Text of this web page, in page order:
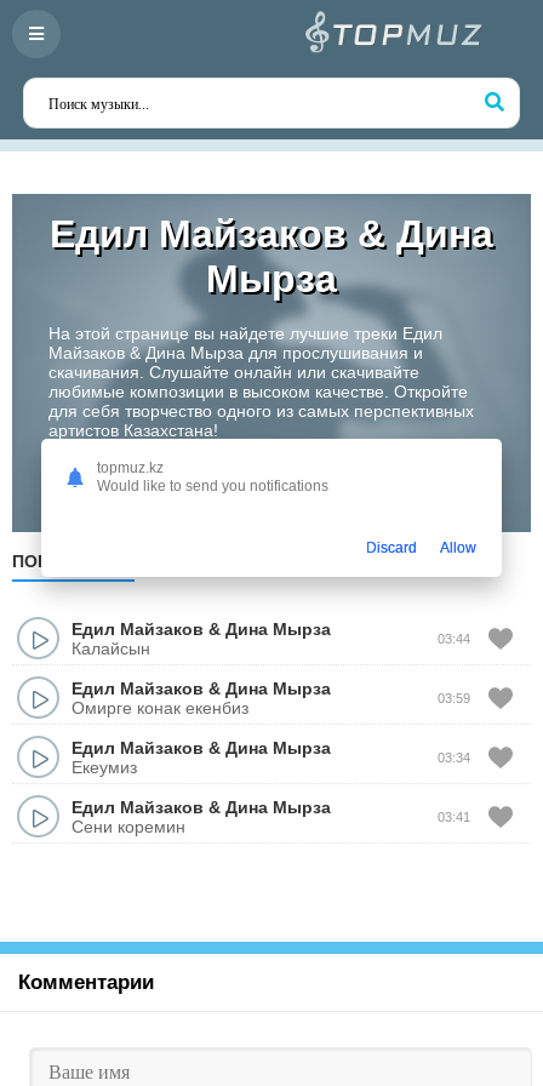
Едил Майзаков & Дина
Мырза
На этой странице вы найдете лучшие треки Едил
Майзаков & Дина Мырза для прослушивания и
скачивания. Слушайте онлайн или скачивайте
любимые композиции в высоком качестве. Откройте
для себя творчество одного из самых перспективных
артистов Казахстана!
Слушать
ПОПУЛЯРНЫЕ
Едил Майзаков & Дина Мырза
Калайсын
03:44
Едил Майзаков & Дина Мырза
Омирге конак екенбиз
03:59
Едил Майзаков & Дина Мырза
Екеумиз
03:34
Едил Майзаков & Дина Мырза
Сени коремин
03:41
Комментарии
topmuz.kz
Would like to send you notifications
Discard Allow